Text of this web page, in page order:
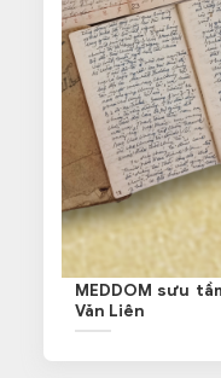
MEDDOM sưu
Văn Liên